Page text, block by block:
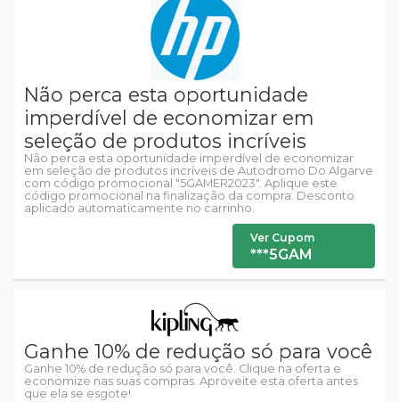
Não perca esta oportunidade
imperdível de economizar em
seleção de produtos incríveis
Não perca esta oportunidade imperdível de economizar
em seleção de produtos incríveis de Autodromo Do Algarve
com código promocional "5GAMER2023". Aplique este
código promocional na finalização da compra. Desconto
aplicado automaticamente no carrinho.
Ver Cupom
***5GAM
Ganhe 10% de redução só para você
Ganhe 10% de redução só para você. Clique na oferta e
economize nas suas compras. Aproveite esta oferta antes
que ela se esgote!